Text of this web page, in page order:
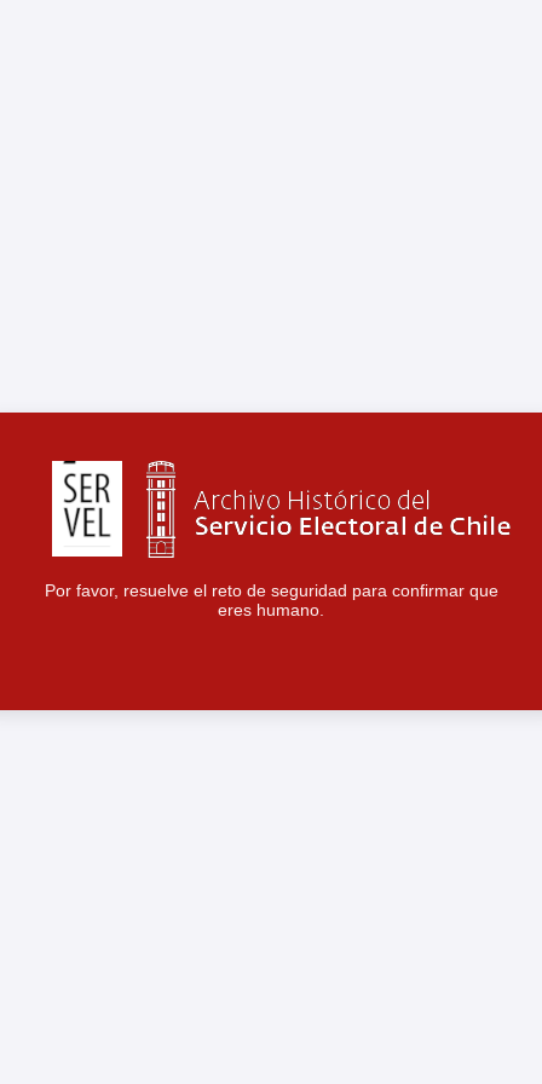
Por favor, resuelve el reto de seguridad para confirmar que
eres humano.